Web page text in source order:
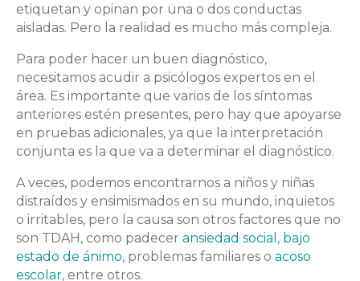
etiquetan y opinan por una o dos conductas
aisladas. Pero la realidad es mucho más compleja.
Para poder hacer un buen diagnóstico,
necesitamos acudir a psicólogos expertos en el
área. Es importante que varios de los síntomas
anteriores estén presentes, pero hay que apoyarse
en pruebas adicionales, ya que la interpretación
conjunta es la que va a determinar el diagnóstico.
A veces, podemos encontrarnos a niños y niñas
distraídos y ensimismados en su mundo, inquietos
o irritables, pero la causa son otros factores que no
son TDAH, como padecer ansiedad social , bajo
estado de ánimo, problemas familiares o acoso
escolar, entre otros.